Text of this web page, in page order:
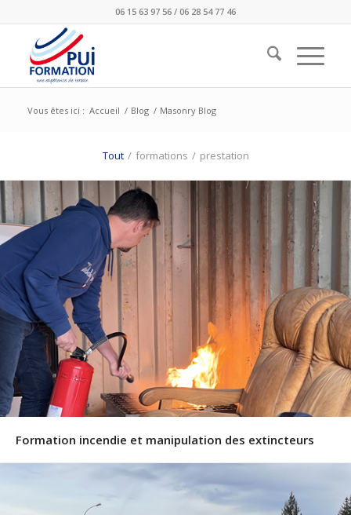
06 15 63 97 56 / 06 28 54 77 46
Vous êtes ici : Accueil / Blog / Masonry Blog
Tout / formations / prestation
Formation incendie et manipulation des extincteurs